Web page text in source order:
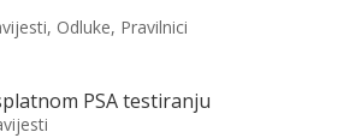
, Odluke, Pravilnici
PSA testiranju